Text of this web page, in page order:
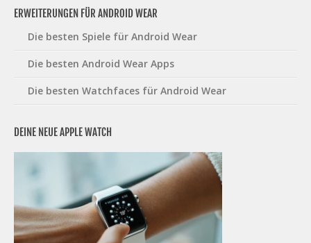
ERWEITERUNGEN FÜR ANDROID WEAR
Die besten Spiele für Android Wear
Die besten Android Wear Apps
Die besten Watchfaces für Android Wear
DEINE NEUE APPLE WATCH